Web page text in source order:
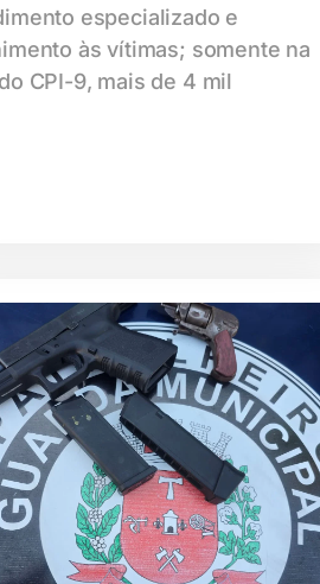
especializado e
às vítimas; somente na
CPI-9, mais de 4 mil